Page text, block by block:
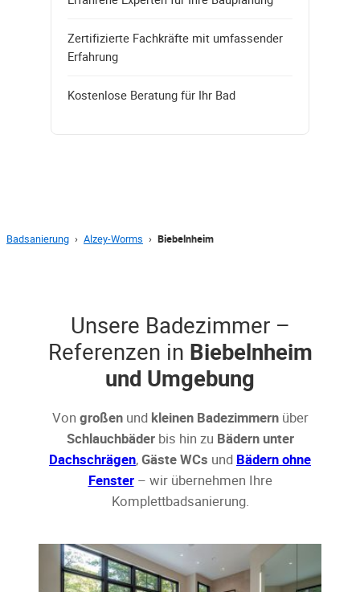
Zertifizierte Fachkräfte mit umfassender
Erfahrung
Kostenlose Beratung für Ihr Bad
Badsanierung › Alzey-Worms › Biebelnheim
Unsere Badezimmer –
Referenzen in Biebelnheim
und Umgebung
Von großenund kleinen Badezimmernüber
Schlauchbäderbis hin zu Bädern unter
Dachschrägen,Gäste WCs und Bädern ohne
Fenster– wir übernehmen Ihre
Komplettbadsanierung.